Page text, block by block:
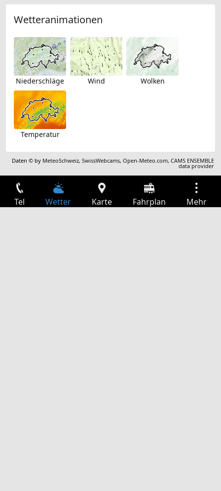
Wetteranimationen
Niederschläge Wind Wolken
Temperatur
Daten © by MeteoSchweiz,SwissWebcams,Open-Meteo.com,CAMS ENSEMBLE
data provider
Tel Wetter Karte Fahrplan Mehr